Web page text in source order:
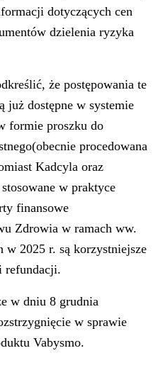
dotyczących cen
dzielenia ryzyka
że postępowania te
już dostępne w systemie
formie proszku do
procedowana
Kadcyla oraz
w praktyce
finansowe
Zdrowia w ramach ww.
w 2025 r. są korzystniejsze
refundacji.
w dniu 8 grudnia
w sprawie
Vabysmo.